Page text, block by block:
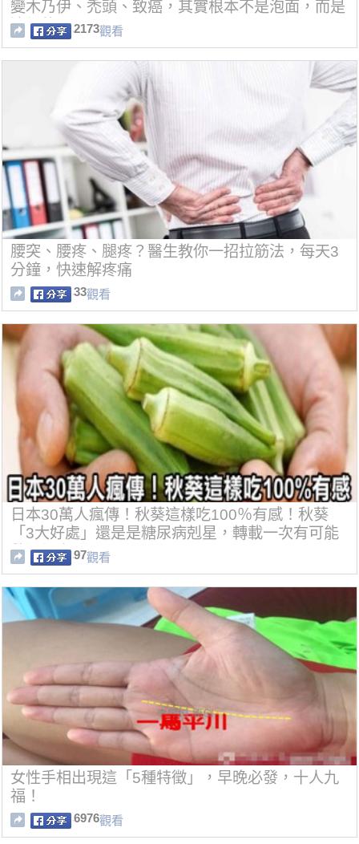
變木乃伊、禿頭、致癌，其實根本不是泡面，而是
這個的問題阿...
2173觀看
腰突、腰疼、腿疼？醫生教你一招拉筋法，每天3
分鐘，快速解疼痛
33觀看
日本30萬人瘋傳！秋葵這樣吃100％有感！秋葵
「3大好處」還是是糖尿病剋星，轉載一次有可能
救一個人！
97觀看
女性手相出現這「5種特徵」，早晚必發，十人九
福！
6976觀看